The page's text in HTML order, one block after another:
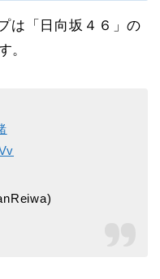
は「日向坂４６」の
。